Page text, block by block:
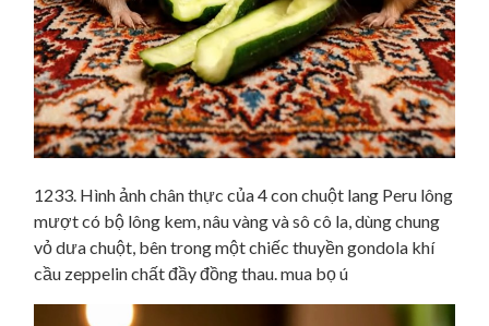
1233. Hình ảnh chân thực của 4 con chuột lang Peru lông
mượt có bộ lông kem, nâu vàng và sô cô la, dùng chung
vỏ dưa chuột, bên trong một chiếc thuyền gondola khí
cầu zeppelin chất đầy đồng thau. mua bọ ú